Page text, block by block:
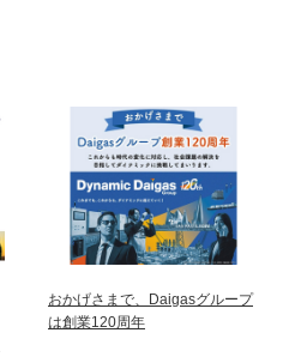
おかげさまで、Daigasグループ
は創業120周年